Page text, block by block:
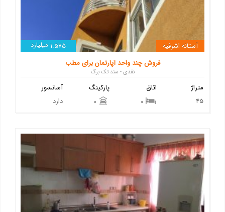
1.575 میلیارد
آستانه اشرفیه
فروش چند واحد آپارتمان برای مطب
نقدی - سند تک برگ
آسانسور
دارد
پارکینگ
اتاق
متراژ
45